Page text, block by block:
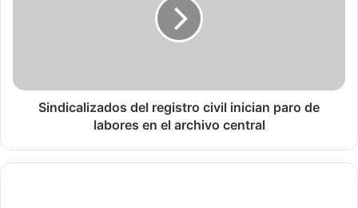
Sindicalizados del registro civil inician paro de
labores en el archivo central